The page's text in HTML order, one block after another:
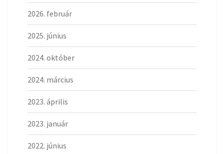
2026. február
2025. június
2024. október
2024. március
2023. április
2023. január
2022. június